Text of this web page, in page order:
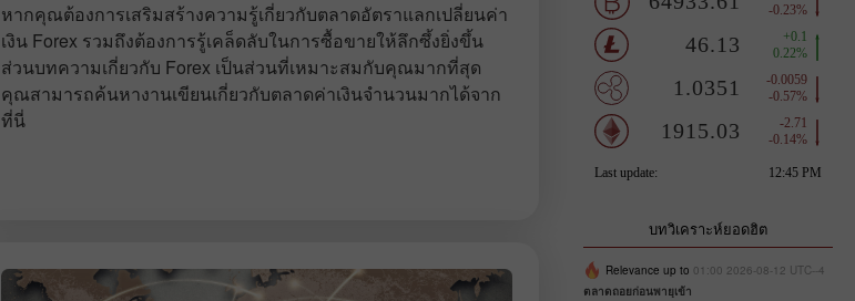
หากคุณต้องการเสริมสร้างความรู้เกี่ยวกับตลาดอัตราแลกเปลี่ยนค่า
เงิน Forex รวมถึงต้องการรู้เคล็ดลับในการซื้อขายให้ลึกซึ้งยิ่งขึ้น
ส่วนบทความเกี่ยวกับ Forex เป็นส่วนที่เหมาะสมกับคุณมากที่สุด
คุณสามารถค้นหางานเขียนเกี่ยวกับตลาดค่าเงินจำนวนมากได้จาก
ที่นี่
บทวิเคราะห์ยอดฮิต
Relevance up to 01:00 2026-08-12 UTC--4
ตลาดถอยก่อนพายุเข้า